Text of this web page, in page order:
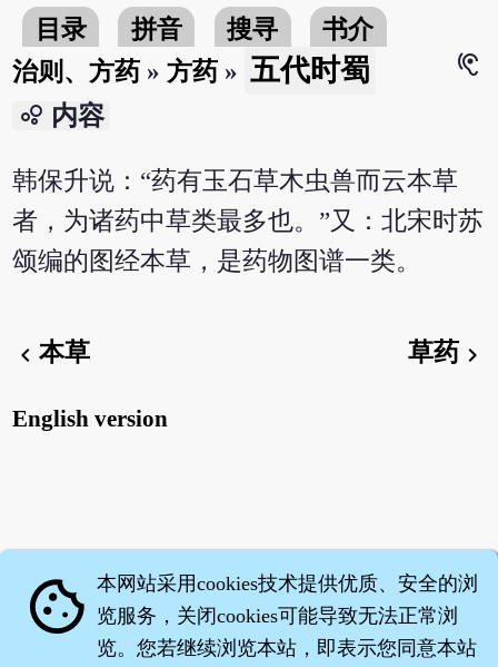
目录 拼音 搜寻
书介
治则、方药 »方药 » 五代时蜀
hearing
bubble_chart 内容
韩保升说：“药有玉石草木虫兽而云本草
者，为诸药中草类最多也。”又：北宋时苏
颂编的图经本草，是药物图谱一类。
chevron_left本草 草药 chevron_right
English version
cookie 本网站采用cookies技术提供优质、安全的浏
览服务，关闭cookies可能导致无法正常浏
览。您若继续浏览本站，即表示您同意本站